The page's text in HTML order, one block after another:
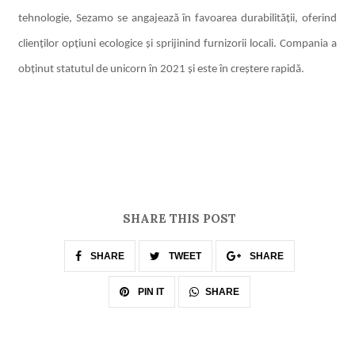
tehnologie, Sezamo se angajează în favoarea durabilității, oferind
clienților opțiuni ecologice și sprijinind furnizorii locali. Compania a
obținut statutul de unicorn în 2021 și este în creștere rapidă.
SHARE THIS POST
SHARE TWEET SHARE
PIN IT SHARE